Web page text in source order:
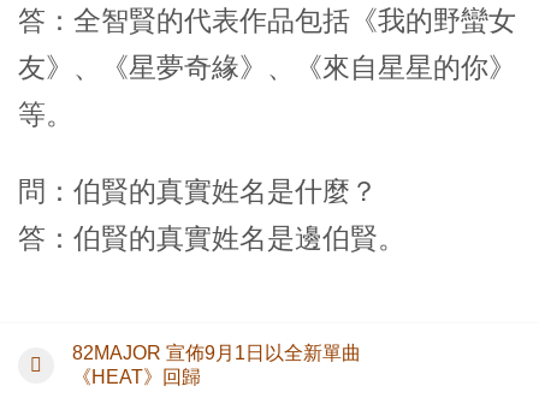
答：全智賢的代表作品包括《我的野蠻女
友》、《星夢奇緣》、《來自星星的你》
等。
問：伯賢的真實姓名是什麼？
答：伯賢的真實姓名是邊伯賢。
82MAJOR 宣佈9月1日以全新單曲
《HEAT》回歸